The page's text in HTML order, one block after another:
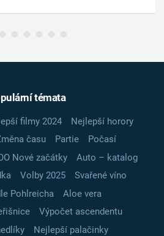
témata
filmy 2024
Nejlepší horory
času Partie
Počasí
Nové začátky
Auto – katalog
Volby 2025
Svařené víno
Pohlreicha
Aloe vera
Výpočet ascendentu
Nejlepší palačinky